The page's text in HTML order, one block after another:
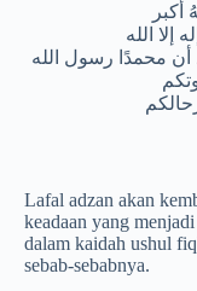
أكبر
إلا الله
أن محمدًا رسول الله
Lafal adzan akan
keadaan yang
dalam kaidah ushul
sebab-sebabnya.